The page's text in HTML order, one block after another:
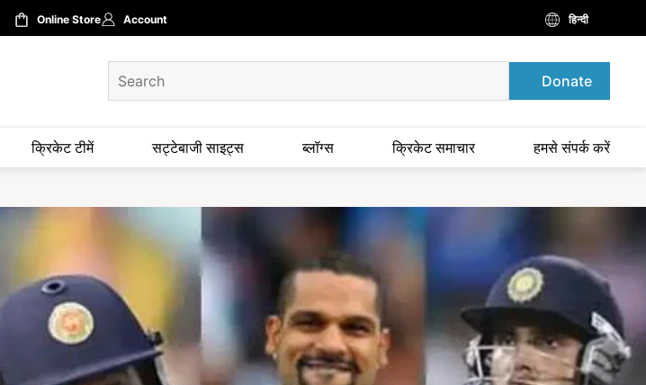
Online Store Account हिन्दी
Donate
क्रिकेट टीमें सट्टेबाजी साइट्स ब्लॉग्स क्रिकेट समाचार हमसे संपर्क करें